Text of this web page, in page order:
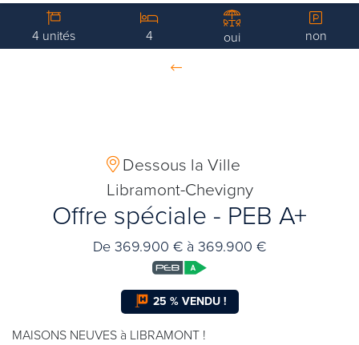
4 unités 4 oui non
Dessous la Ville
Libramont-Chevigny
De 369.900 € à 369.900 €
Offre spéciale - PEB A+
25 % VENDU !
MAISONS NEUVES à LIBRAMONT !